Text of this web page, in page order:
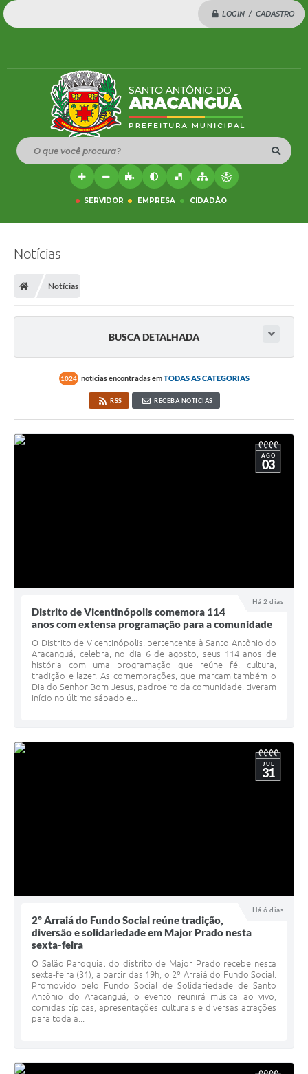
LOGIN / CADASTRO
O que você procura?
SERVIDOR EMPRESA CIDADÃO
Notícias
Notícias
BUSCA DETALHADA
1024 notícias encontradas emTODAS AS CATEGORIAS
RSS RECEBA NOTÍCIAS
Há 2 dias
AGO
03
Distrito de Vicentinópolis comemora 114
anos com extensa programação para a comunidade
O Distrito de Vicentinópolis, pertencente à Santo Antônio do
Aracanguá, celebra, no dia 6 de agosto, seus 114 anos de
história com uma programação que reúne fé, cultura,
tradição e lazer. As comemorações, que marcam também o
Dia do Senhor Bom Jesus, padroeiro da comunidade, tiveram
início no último sábado e...
Há 6 dias
JUL
31
2º Arraiá do Fundo Social reúne tradição,
diversão e solidariedade em Major Prado nesta
sexta-feira
O Salão Paroquial do distrito de Major Prado recebe nesta
sexta-feira (31), a partir das 19h, o 2º Arraiá do Fundo Social.
Promovido pelo Fundo Social de Solidariedade de Santo
Antônio do Aracanguá, o evento reunirá música ao vivo,
comidas típicas, apresentações culturais e diversas atrações
para toda a...